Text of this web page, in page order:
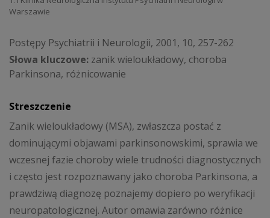
Warszawie
Postępy Psychiatrii i Neurologii, 2001, 10, 257-262
Słowa kluczowe: zanik wieloukładowy, choroba
Parkinsona, różnicowanie
Streszczenie
Zanik wieloukładowy (MSA), zwłaszcza postać z
dominującymi objawami parkinsonowskimi, sprawia we
wczesnej fazie choroby wiele trudności diagnostycznych
i często jest rozpoznawany jako choroba Parkinsona, a
prawdziwą diagnozę poznajemy dopiero po weryfikacji
neuropatologicznej. Autor omawia zarówno różnice